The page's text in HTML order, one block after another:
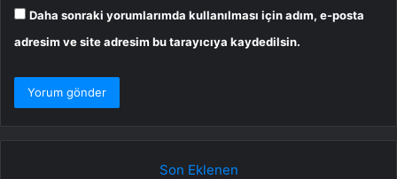
Daha sonraki yorumlarımda kullanılması için adım, e-posta
adresim ve site adresim bu tarayıcıya kaydedilsin.
Son Eklenen